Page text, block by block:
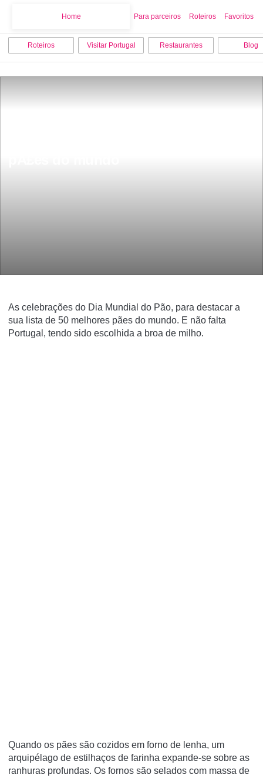
Home Para parceiros Roteiros Favoritos
Roteiros Visitar Portugal Restaurantes Blog
As celebrações do Dia Mundial do Pão, para destacar a
sua lista de 50 melhores pães do mundo. E não falta
Portugal, tendo sido escolhida a broa de milho.
Quando os pães são cozidos em forno de lenha, um
arquipélago de estilhaços de farinha expande-se sobre as
ranhuras profundas. Os fornos são selados com massa de